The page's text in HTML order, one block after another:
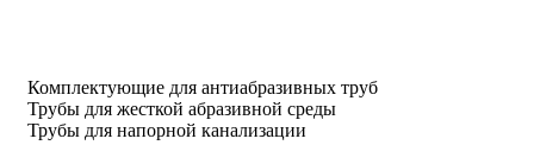
Комплектующие для антиабразивных труб
Трубы для жесткой абразивной среды
Трубы для напорной канализации